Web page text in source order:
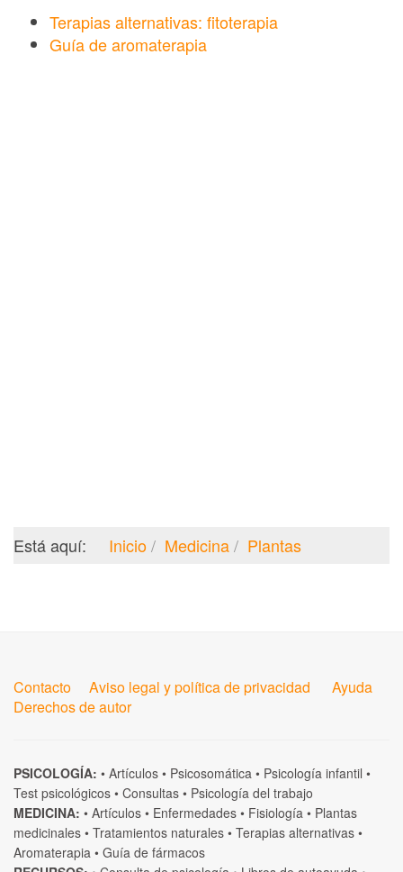
Terapias alternativas: fitoterapia
Guía de aromaterapia
Está aquí: Inicio Medicina Plantas
Contacto Aviso legal y política de privacidad
Ayuda
Derechos de autor
PSICOLOGÍA: • Artículos • Psicosomática • Psicología infantil •
Test psicológicos • Consultas • Psicología del trabajo
MEDICINA: • Artículos • Enfermedades • Fisiología • Plantas
medicinales • Tratamientos naturales • Terapias alternativas •
Aromaterapia • Guía de fármacos